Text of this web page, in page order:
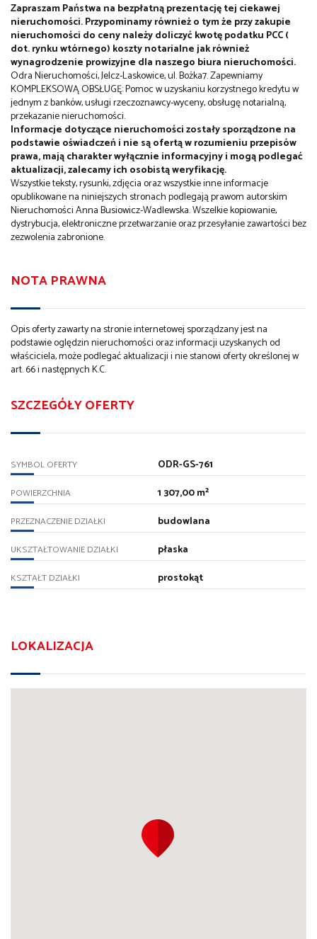
Zapraszam Państwa na bezpłatną prezentację tej ciekawej
nieruchomości. Przypominamy również o tym że przy zakupie
nieruchomości do ceny należy doliczyć kwotę podatku PCC (
dot. rynku wtórnego) koszty notarialne jak również
wynagrodzenie prowizyjne dla naszego biura nieruchomości.
Odra Nieruchomości, Jelcz-Laskowice, ul. Bożka7. Zapewniamy
KOMPLEKSOWĄ OBSŁUGĘ: Pomoc w uzyskaniu korzystnego kredytu w
jednym z banków, usługi rzeczoznawcy-wyceny, obsługę notarialną,
przekazanie nieruchomości.
Informacje dotyczące nieruchomości zostały sporządzone na
podstawie oświadczeń i nie są ofertą w rozumieniu przepisów
prawa, mają charakter wyłącznie informacyjny i mogą podlegać
aktualizacji, zalecamy ich osobistą weryfikację.
Wszystkie teksty, rysunki, zdjęcia oraz wszystkie inne informacje
opublikowane na niniejszych stronach podlegają prawom autorskim
Nieruchomości Anna Busiowicz-Wadlewska. Wszelkie kopiowanie,
dystrybucja, elektroniczne przetwarzanie oraz przesyłanie zawartości bez
zezwolenia zabronione.
NOTA PRAWNA
Opis oferty zawarty na stronie internetowej sporządzany jest na
podstawie oględzin nieruchomości oraz informacji uzyskanych od
właściciela, może podlegać aktualizacji i nie stanowi oferty określonej w
art. 66 i następnych K.C.
SZCZEGÓŁY OFERTY
SYMBOL OFERTY ODR-GS-761
POWIERZCHNIA 1 307,00 m²
PRZEZNACZENIE DZIAŁKI budowlana
UKSZTAŁTOWANIE DZIAŁKI płaska
KSZTAŁT DZIAŁKI prostokąt
LOKALIZACJA